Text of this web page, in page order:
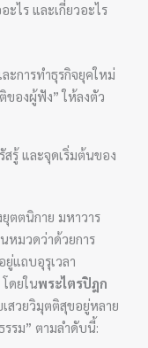
ไร และเกี่ยวอะไร
ะการทำธุรกิจยุคใหม่
ของผู้ฟัง” ให้ลงตัว
รู้ และจุดเริ่มต้นของ
ตตนิกาย มหาวาร
หมวดว่าด้วยการ
แถบอุรุเวลา
ดยในพระไตรปิฎก
สวยวิมุตติสุขอยู่หลาย
รม” ตามลำดับนี้: